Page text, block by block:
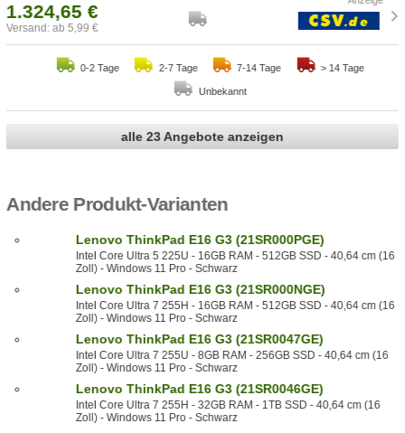
1.324,65 €
Versand: ab 5,99 €
0-2 Tage 2-7 Tage 7-14 Tage > 14 Tage
Unbekannt
alle 23 Angebote anzeigen
Andere Produkt-Varianten
Lenovo ThinkPad E16 G3 (21SR000PGE)
Intel Core Ultra 5 225U - 16GB RAM - 512GB SSD - 40,64 cm (16
Zoll) - Windows 11 Pro - Schwarz
Lenovo ThinkPad E16 G3 (21SR000NGE)
Intel Core Ultra 7 255H - 16GB RAM - 512GB SSD - 40,64 cm (16
Zoll) - Windows 11 Pro - Schwarz
Lenovo ThinkPad E16 G3 (21SR0047GE)
Intel Core Ultra 7 255U - 8GB RAM - 256GB SSD - 40,64 cm (16
Zoll) - Windows 11 Pro - Schwarz
Lenovo ThinkPad E16 G3 (21SR0046GE)
Intel Core Ultra 7 255H - 32GB RAM - 1TB SSD - 40,64 cm (16
Zoll) - Windows 11 Pro - Schwarz